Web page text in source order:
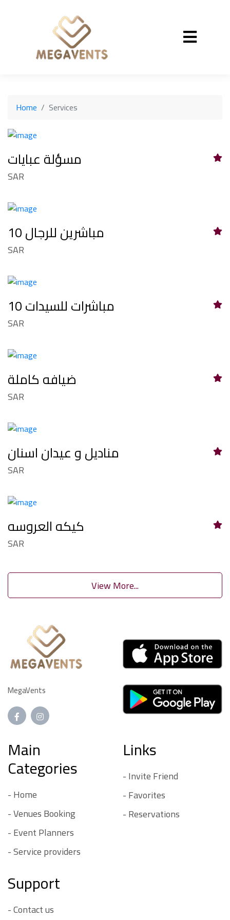
Home Services
مسؤلة عبايات
SAR
10 مباشرين للرجال
SAR
10 مباشرات للسيدات
SAR
ضيافه كاملة
SAR
مناديل و عيدان اسنان
SAR
كيكه العروسه
SAR
View More...
MegaVents
Main
Categories
- Home
- Venues Booking
- Event Planners
- Service providers
Links
- Invite Friend
- Favorites
- Reservations
Support
- Contact us